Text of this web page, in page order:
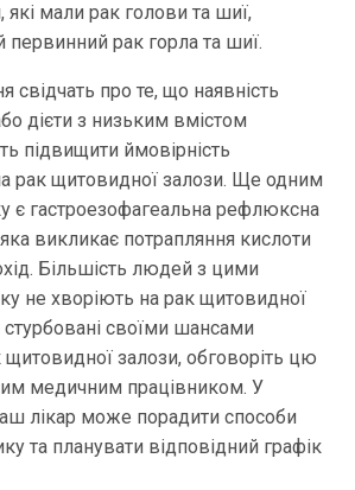
мали рак голови та шиї,
первинний рак горла та шиї.
свідчать про те, що наявність
дієти з низьким вмістом
підвищити ймовірність
рак щитовидної залози. Ще одним
є гастроезофагеальна рефлюксна
викликає потрапляння кислоти
Більшість людей з цими
не хворіють на рак щитовидної
своїми шансами
щитовидної залози, обговоріть цю
медичним працівником. У
лікар може порадити способи
та планувати відповідний графік